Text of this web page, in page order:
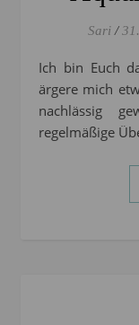
Sari /
Ich bin Euch da noch etwas schuldig. Und ja, ich
ärgere mich
nachlässig
regelmäßige